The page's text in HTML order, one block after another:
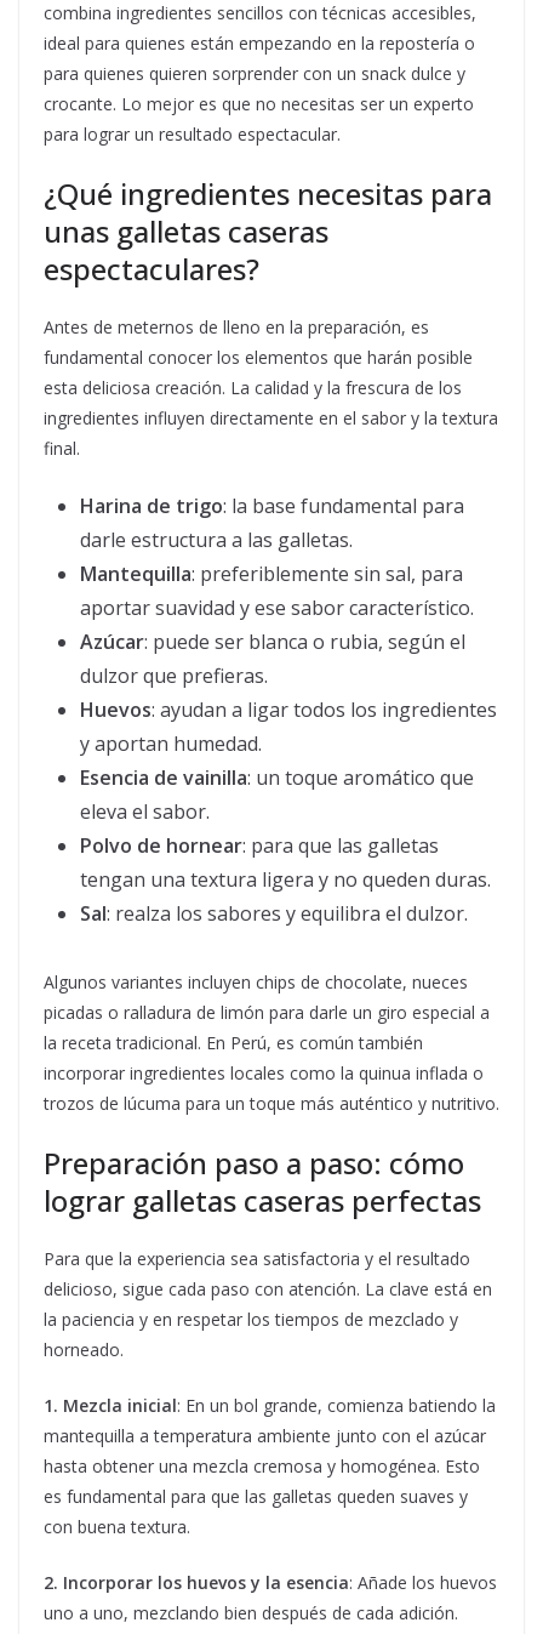
combina ingredientes sencillos con técnicas accesibles,
ideal para quienes están empezando en la repostería o
para quienes quieren sorprender con un snack dulce y
crocante. Lo mejor es que no necesitas ser un experto
para lograr un resultado espectacular.
¿Qué ingredientes necesitas para
unas galletas caseras
espectaculares?
Antes de meternos de lleno en la preparación, es
fundamental conocer los elementos que harán posible
esta deliciosa creación. La calidad y la frescura de los
ingredientes influyen directamente en el sabor y la textura
final.
Harina de trigo: la base fundamental para
darle estructura a las galletas.
Mantequilla: preferiblemente sin sal, para
aportar suavidad y ese sabor característico.
Azúcar: puede ser blanca o rubia, según el
dulzor que prefieras.
Huevos: ayudan a ligar todos los ingredientes
y aportan humedad.
Esencia de vainilla: un toque aromático que
eleva el sabor.
Polvo de hornear: para que las galletas
tengan una textura ligera y no queden duras.
Sal: realza los sabores y equilibra el dulzor.
Algunos variantes incluyen chips de chocolate, nueces
picadas o ralladura de limón para darle un giro especial a
la receta tradicional. En Perú, es común también
incorporar ingredientes locales como la quinua inflada o
trozos de lúcuma para un toque más auténtico y nutritivo.
Preparación paso a paso: cómo
lograr galletas caseras perfectas
Para que la experiencia sea satisfactoria y el resultado
delicioso, sigue cada paso con atención. La clave está en
la paciencia y en respetar los tiempos de mezclado y
horneado.
1. Mezcla inicial: En un bol grande, comienza batiendo la
mantequilla a temperatura ambiente junto con el azúcar
hasta obtener una mezcla cremosa y homogénea. Esto
es fundamental para que las galletas queden suaves y
con buena textura.
2. Incorporar los huevos y la esencia: Añade los huevos
uno a uno, mezclando bien después de cada adición.